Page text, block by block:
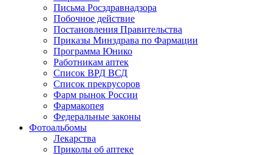
Письма Росздравнадзора
Побочное действие
Постановления Правительства
Приказы Минздрава по Фармации
Программа Юнико
Работникам аптек
Список ВРД ВСД
Список прекрусоров
Фарм рынок России
Фармакопея
Федеральные законы
Фотоальбомы
Лекарства
Приколы об аптеке